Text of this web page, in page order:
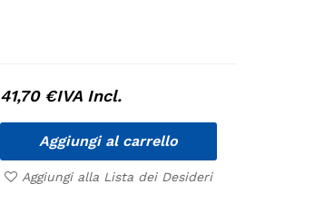
41,70 €IVA Incl.
Aggiungi al carrello
Aggiungi alla Lista dei Desideri